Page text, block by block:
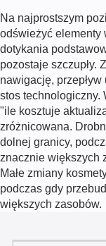
Na najprostszym
odświeżyć elementy
dotykania
pozostaje szczupły.
nawigację,
stos technologiczny.
"ile kosztuje
zróżnicowana.
dolnej granicy,
znacznie większych
Małe zmiany
podczas gdy
większych zasobów.